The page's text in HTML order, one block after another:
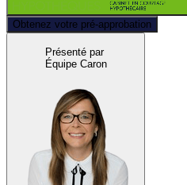
Obtenez votre pré-approbation
Présenté par
Équipe Caron